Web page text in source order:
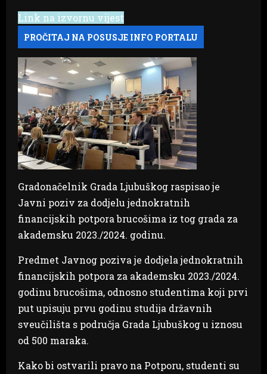
Link na izvornu vijest
Gradonačelnik Grada Ljubuškog raspisao je
Javni poziv za dodjelu jednokratnih
financijskih potpora brucošima iz tog grada za
akademsku 2023./2024. godinu.
Predmet Javnog poziva je dodjela jednokratnih
financijskih potpora za akademsku 2023./2024.
godinu brucošima, odnosno studentima koji prvi
put upisuju prvu godinu studija državnih
sveučilišta s područja Grada Ljubuškog u iznosu
od 500 maraka.
Kako bi ostvarili pravo na Potporu, studenti su